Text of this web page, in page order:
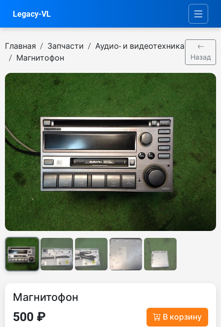
Legacy-VL
Главная Запчасти
Аудио- и видеотехника
Магнитофон
Назад
Магнитофон
500 ₽ В корзину